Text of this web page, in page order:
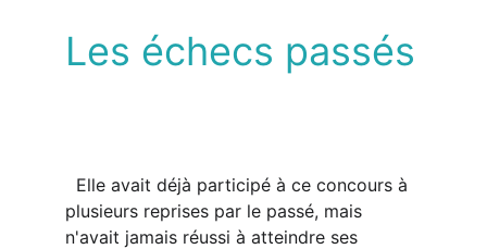
Les échecs passés
plusieurs reprises par le passé, mais
n'avait jamais réussi à atteindre ses